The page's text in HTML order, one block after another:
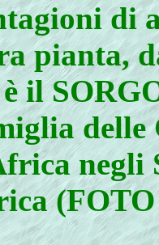
di
pianta,
il
delle
negli